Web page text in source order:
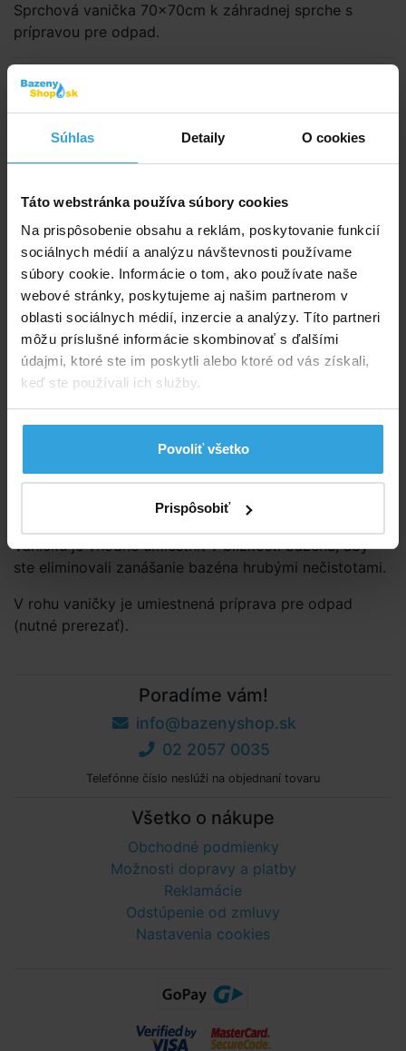
Súhlas Detaily O cookies
Táto webstránka používa súbory cookies
Na prispôsobenie obsahu a reklám, poskytovanie funkcií
sociálnych médií a analýzu návštevnosti používame
súbory cookie. Informácie o tom, ako používate naše
webové stránky, poskytujeme aj našim partnerom v
oblasti sociálnych médií, inzercie a analýzy. Títo partneri
môžu príslušné informácie skombinovať s ďalšími
údajmi, ktoré ste im poskytli alebo ktoré od vás získali,
keď ste používali ich služby.
Povoliť všetko
Prispôsobiť
Sprchová vanička 70x70cm k záhradnej sprche s
prípravou pre odpad.
Kód produktu:
Sledovať dostupnost
382,76 EUR bez DPH 470,80 EUR
Do košíka
Spýtajte sa predavača
Podrobný popis
Podrobný popis
Sprchová vanička 70 × 70cm pre záhradné sprchy zo
Vaničku je vhodné umiestniť v blízkosti bazéna, aby
ste eliminovali zanášanie bazéna hrubými nečistotami.
V rohu vaničky je umiestnená príprava pre odpad
(nutné prerezať).
Poradíme vám!
info@bazenyshop.sk
02 2057 0035
Telefónne číslo neslúži na objednaní tovaru
Všetko o nákupe
Obchodné podmienky
Možnosti dopravy a platby
Reklamácie
Odstúpenie od zmluvy
Nastavenia cookies